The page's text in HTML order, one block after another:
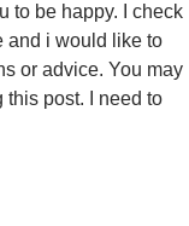
to be happy. I check
and i would like to
or advice. You may
this post. I need to